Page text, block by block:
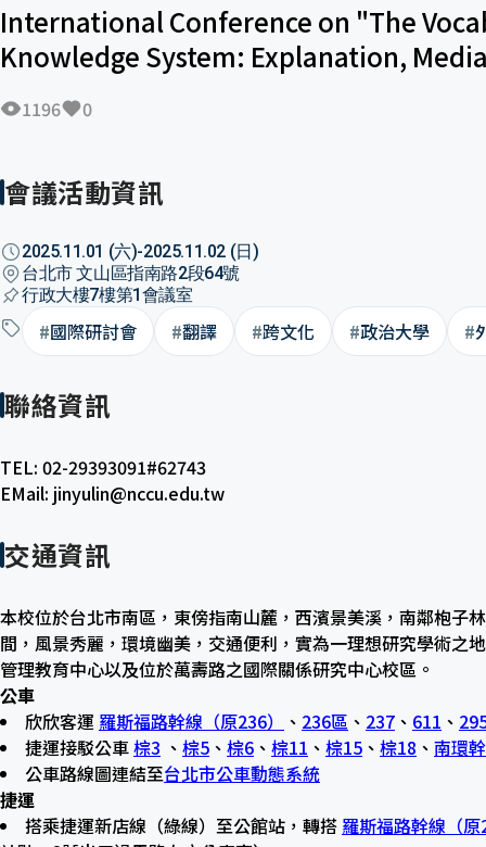
International Conference on "The
Knowledge System: Explanation,
1196 0
會議活動資訊
2025.11.01 (六)-2025.11.02 (日)
台北市文山區指南路2段64號
行政大樓7樓第1會議室
#國際研討會 #翻譯 #跨文化 #政治大學 #
聯絡資訊
TEL: 02-29393091#62743
EMail: jinyulin@nccu.edu.tw
交通資訊
本校位於台北市南區，東傍指南山麓，西濱景美溪，南鄰枹子
間，風景秀麗，環境幽美，交通便利，實為一理想研究學術之
管理教育中心以及位於萬壽路之國際關係研究中心校區。
公車
欣欣客運 羅斯福路幹線（原236） 、 236區 、 237 、 611 、
捷運接駁公車棕3 、 棕5 、 棕6 、 棕11 、 棕15 、 棕18 、 南環
公車路線圖連結至台北市公車動態系統
捷運
搭乘捷運新店線（綠線）至公館站，轉搭 羅斯福路幹線（